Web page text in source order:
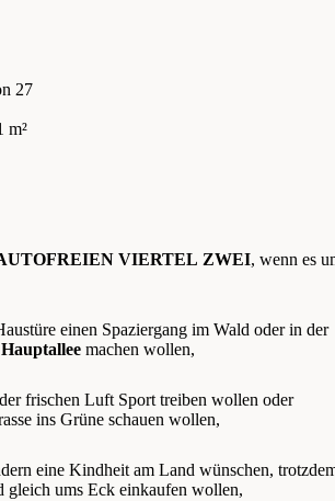
27
m²
VIERTEL ZWEI, wenn es
einen Spaziergang im Wald oder in der
machen wollen,
frischen Luft Sport treiben wollen oder
ins Grüne schauen wollen,
eine Kindheit am Land wünschen,
gleich ums Eck einkaufen wollen,